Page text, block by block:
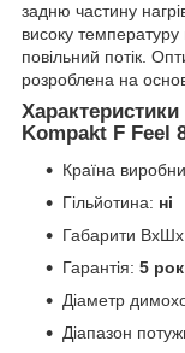
задню частину
високу
повільний потік.
розроблена на
Kompakt F Feel
Країна
Гільйотина: ні
Габарити
Гарантія: 5
Діаметр
Діапазон